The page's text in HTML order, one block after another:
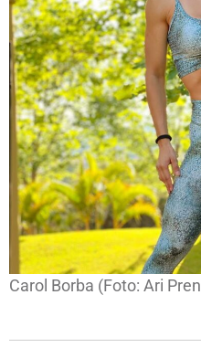
Carol Borba (Foto: Ari